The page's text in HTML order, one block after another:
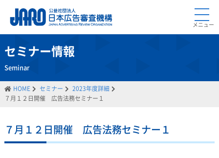
メニュー
セミナー情報
Seminar
HOME セミナー
2023年度詳細
７月１２日開催 広告法務セミナー１
７月１２日開催 広告法務セミナー１